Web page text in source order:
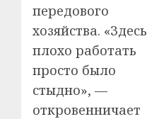
передового
хозяйства. «Здесь
плохо работать
просто было
стыдно», —
откровенничает